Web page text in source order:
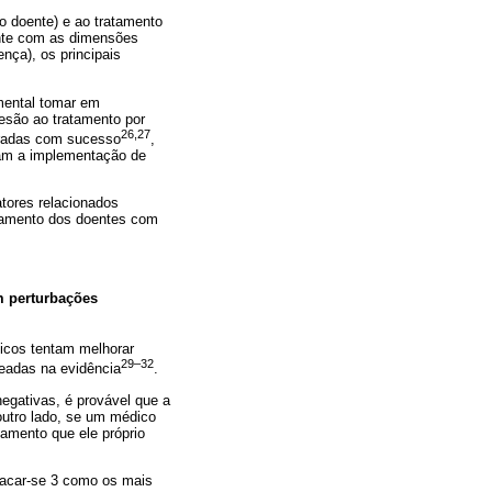
doente) e ao tratamento
com as dimensões
os principais
tomar em
ao tratamento por
com sucesso26,27
a implementação de
relacionados
dos doentes com
perturbações
tentam melhorar
na evidência29–32.
é provável que a
lado, se um médico
que ele próprio
3 como os mais